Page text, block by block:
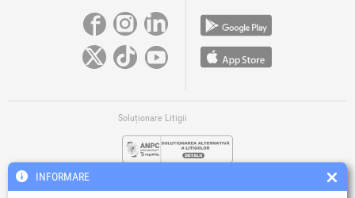
Soluționare Litigii
INFORMARE